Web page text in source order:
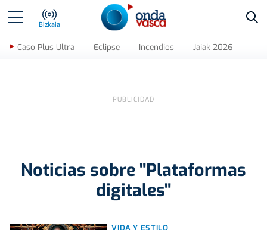
Bizkaia
Caso Plus Ultra Eclipse Incendios Jaiak 2026
Noticias sobre "Plataformas
digitales"